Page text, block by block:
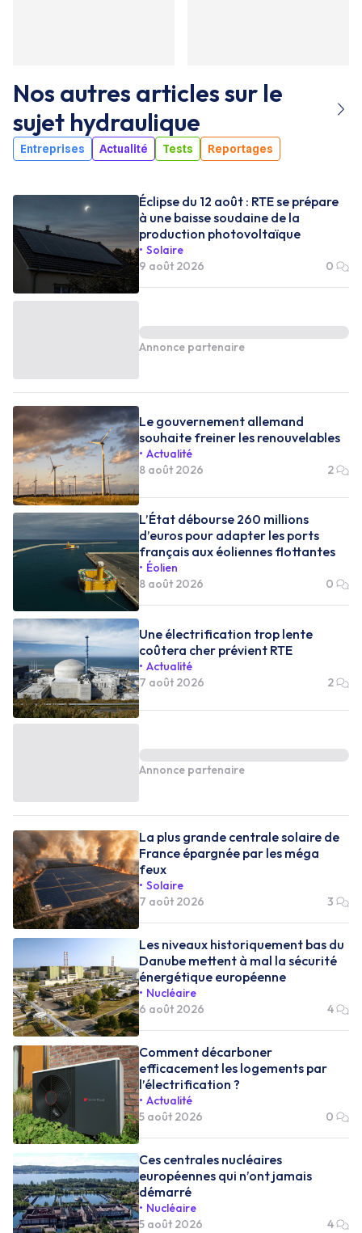
Nos autres articles sur le
sujet hydraulique
Entreprises Actualité Tests Reportages
Éclipse du 12 août : RTE se prépare
à une baisse soudaine de la
production photovoltaïque
Solaire
9 août 2026
0
Annonce partenaire
Le gouvernement allemand
souhaite freiner les renouvelables
Actualité
8 août 2026
2
L’État débourse 260 millions
d’euros pour adapter les ports
français aux éoliennes flottantes
Éolien
8 août 2026
0
Une électrification trop lente
coûtera cher prévient RTE
Actualité
7 août 2026
2
Annonce partenaire
La plus grande centrale solaire de
France épargnée par les méga
feux
Solaire
7 août 2026
3
Les niveaux historiquement bas du
Danube mettent à mal la sécurité
énergétique européenne
Nucléaire
6 août 2026
4
Comment décarboner
efficacement les logements par
l’électrification ?
Actualité
5 août 2026
0
Ces centrales nucléaires
européennes qui n’ont jamais
démarré
Nucléaire
5 août 2026
4